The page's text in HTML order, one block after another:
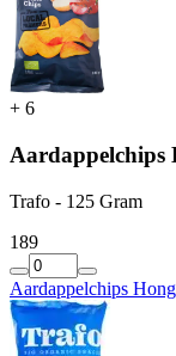
+ 6
Aardappelchips
Trafo - 125 Gram
189
Aardappelchips